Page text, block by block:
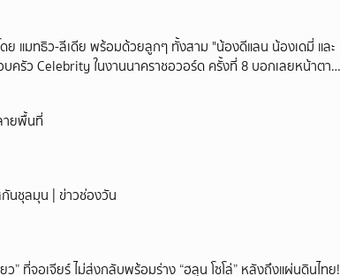
ย แมทธิว-ลีเดีย พร้อมด้วยลูกๆ ทั้งสาม "น้องดีแลน น้องเดมี่ และ
ครัว Celebrity ในงานนาคราชอวอร์ด ครั้งที่ 8 บอกเลยหน้าตาดี
ายพื้นที่
นชุลมุน | ข่าวช่องวัน
” ที่จอเจียร์ ไม่ส่งกลับพร้อมร่าง “ฮลุน โซโล่” หลังถึงแผ่นดินไทย!